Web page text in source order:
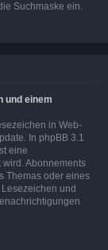
Suchmaske ein.
und einem
in Web-
In phpBB 3.1
eine
Abonnements
Themas oder eines
und